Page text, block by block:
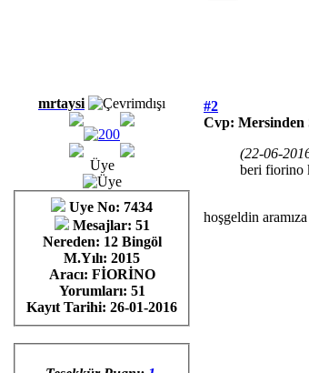
mrtaysi
Üye
Uye No: 7434
Mesajlar: 51
Nereden: 12 Bingöl
M.Yılı: 2015
Aracı: FİORİNO
Yorumları: 51
Kayıt Tarihi: 26-01-2016
#2
Cvp: Mersinden
(22-06-
beri fiorino
hoşgeldin